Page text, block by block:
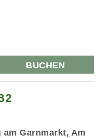
BUCHEN
Garnmarkt, Am